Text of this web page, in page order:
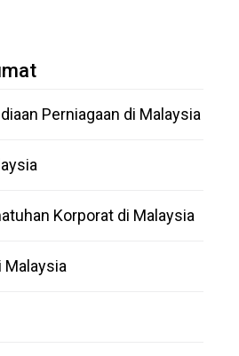
Perniagaan di Malaysia
Korporat di Malaysia
Malaysia